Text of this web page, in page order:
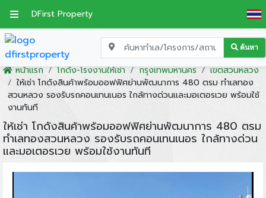
DFirst Property
ค้นหา
หน้าแรก โกดัง-โรงงานให้เช่า กรุงเทพมหานคร
เขตสวนหลวง
ให้เช่า โกดังสินค้าพร้อมออฟฟิศย่านพัฒนาการ 480 ตรม ทำเลทอง
สวนหลวง รองรับรถคอนเทนเนอร ใกล้ทางด่วนและมอเตอรเวย พร้อมใช้
งานทันที
ให้เช่า โกดังสินค้าพร้อมออฟฟิศย่านพัฒนาการ 480 ตรม
ทำเลทองสวนหลวง รองรับรถคอนเทนเนอร ใกล้ทางด่วน
และมอเตอรเวย พร้อมใช้งานทันที